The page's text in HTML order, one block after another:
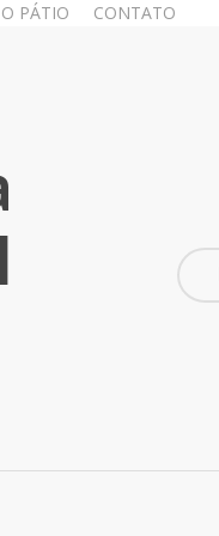
O PÁTIO CONTATO